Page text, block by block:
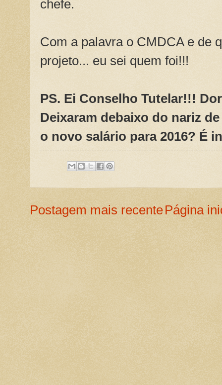
chefe.
Com a palavra o CMDCA e de
projeto... eu sei quem foi!!!
PS. Ei Conselho Tutelar!!!
Deixaram debaixo do nariz
o novo salário para 2016? É
Postagem mais recentePágina